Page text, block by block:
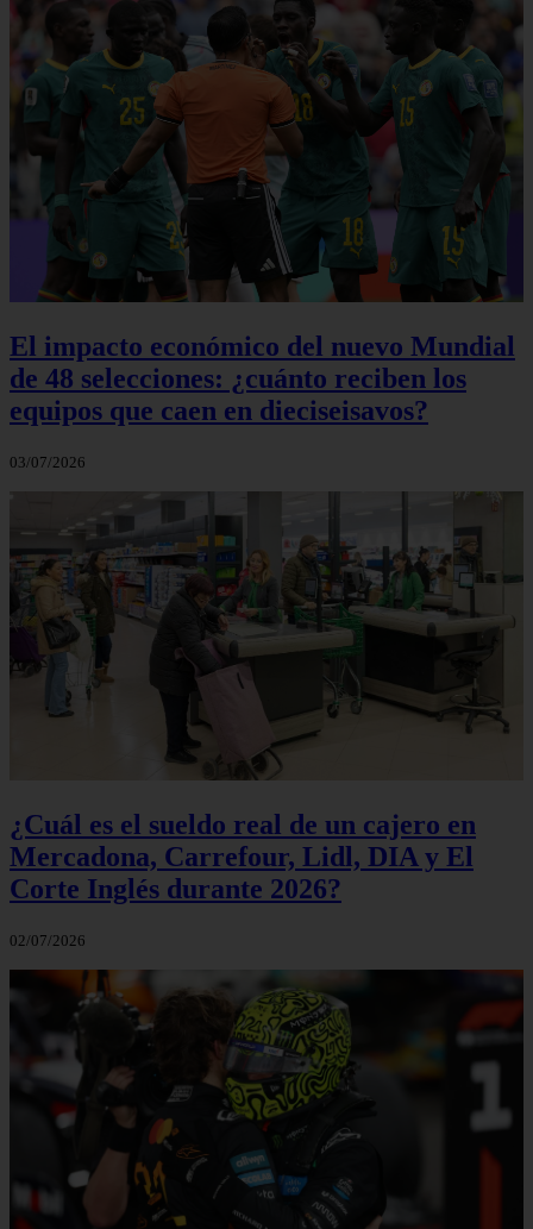
El impacto económico del nuevo Mundial
de 48 selecciones: ¿cuánto reciben los
equipos que caen en dieciseisavos?
03/07/2026
¿Cuál es el sueldo real de un cajero en
Mercadona, Carrefour, Lidl, DIA y El
Corte Inglés durante 2026?
02/07/2026